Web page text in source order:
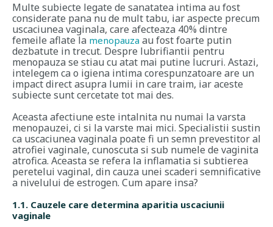
Multe subiecte legate de sanatatea intima au fost
considerate pana nu de mult tabu, iar aspecte precum
uscaciunea vaginala, care afecteaza 40% dintre
femeile aflate la menopauza au fost foarte putin
dezbatute in trecut. Despre lubrifiantii pentru
menopauza se stiau cu atat mai putine lucruri. Astazi,
intelegem ca o igiena intima corespunzatoare are un
impact direct asupra lumii in care traim, iar aceste
subiecte sunt cercetate tot mai des.
Aceasta afectiune este intalnita nu numai la varsta
menopauzei, ci si la varste mai mici. Specialistii sustin
ca uscaciunea vaginala poate fi un semn prevestitor al
atrofiei vaginale, cunoscuta si sub numele de vaginita
atrofica. Aceasta se refera la inflamatia si subtierea
peretelui vaginal, din cauza unei scaderi semnificative
a nivelului de estrogen. Cum apare insa?
1.1. Cauzele care determina aparitia uscaciunii
vaginale